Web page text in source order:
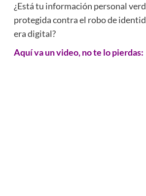
¿Está tu información personal
protegida contra el robo de
era digital?
Aquí va un video, no te lo pierdas: